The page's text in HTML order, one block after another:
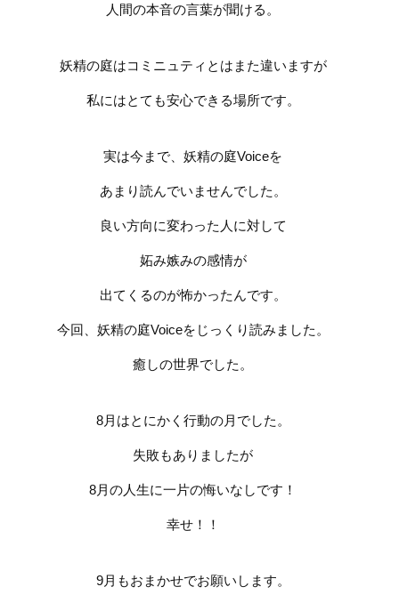
人間の本音の言葉が聞ける。
妖精の庭はコミニュティとはまた違いますが
私にはとても安心できる場所です。
実は今まで、妖精の庭Voiceを
あまり読んでいませんでした。
良い方向に変わった人に対して
妬み嫉みの感情が
出てくるのが怖かったんです。
今回、妖精の庭Voiceをじっくり読みました。
癒しの世界でした。
8月はとにかく行動の月でした。
失敗もありましたが
8月の人生に一片の悔いなしです！
幸せ！！
9月もおまかせでお願いします。